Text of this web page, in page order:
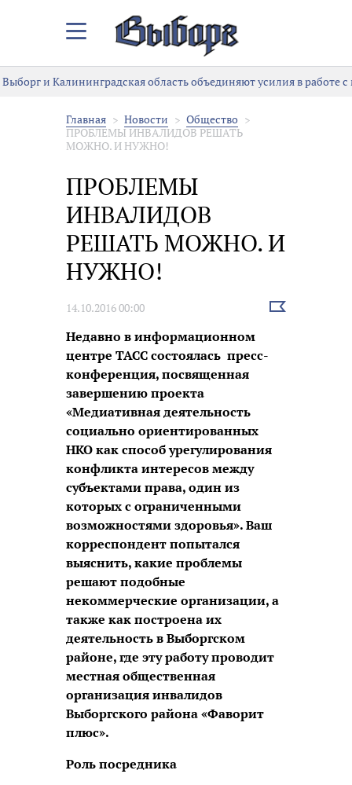
Закрыть/
меню
Выборг и Калининградская область объединяют усилия в работе
Главная Новости
Общество
ПРОБЛЕМЫ ИНВАЛИДОВ РЕШАТЬ
МОЖНО. И НУЖНО!
ПРОБЛЕМЫ
ИНВАЛИДОВ
РЕШАТЬ МОЖНО. И
НУЖНО!
14.10.2016 00:00
Выбрать
Недавно в информационном
центре ТАСС состоялась пресс-
конференция, посвященная
завершению проекта
«Медиативная деятельность
социально ориентированных
НКО как способ урегулирования
конфликта интересов между
субъектами права, один из
которых с ограниченными
возможностями здоровья». Ваш
корреспондент попытался
выяснить, какие проблемы
решают подобные
некоммерческие организации, а
также как построена их
деятельность в Выборгском
районе, где эту работу проводит
местная общественная
организация инвалидов
Выборгского района «Фаворит
плюс».
Роль посредника